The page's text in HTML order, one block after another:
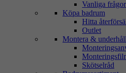
Vanliga
Köpa badrum
Hitta
Outlet
Montera &
Skötselråd